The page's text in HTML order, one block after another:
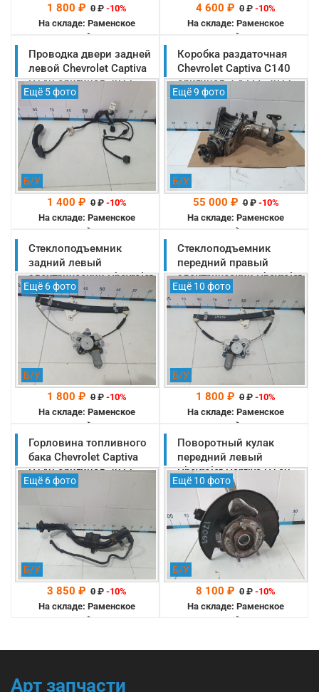
1 800 ₽ 0 ₽ -10%
На складе: Раменское
-->
4 600 ₽ 0 ₽ -10%
На складе: Раменское
-->
Проводка двери задней
левой Chevrolet Captiva
C140 оригинал 2011-
2013 (20980134)
Ещё 5 фото
Б/У
1 400 ₽ 0 ₽ -10%
На складе: Раменское
-->
Коробка раздаточная
Chevrolet Captiva C140
оригинал 2.4 LE5 2011-
2013 (23247709)
Ещё 9 фото
Б/У
55 000 ₽ 0₽ -10%
На складе: Раменское
-->
Стеклоподъемник
задний левый
электрический Chevrolet
Captiva C140 оригинал
2011-2013 (96624334)
Ещё 6 фото
Б/У
1 800 ₽ 0 ₽ -10%
На складе: Раменское
-->
Стеклоподъемник
передний правый
электрический Chevrolet
Captiva C140 2011-2013
(23196463)
Ещё 10 фото
Б/У
1 800 ₽ 0 ₽ -10%
На складе: Раменское
-->
Горловина топливного
бака Chevrolet Captiva
C140 оригинал 2011-
2013 (95995027)
Ещё 6 фото
Б/У
3 850 ₽ 0 ₽ -10%
На складе: Раменское
-->
Поворотный кулак
передний левый
Chevrolet Captiva C140
оригинал 2011-2013
(25944109)
Ещё 10 фото
Б/У
8 100 ₽ 0 ₽ -10%
На складе: Раменское
-->
Арт запчасти